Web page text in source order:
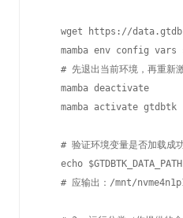
wget https://
mamba env config vars
# 先退出当前环境，再重新
    mamba deactivate
    mamba activate gtdbtk
# 验证环境变量是否加载成
    echo $GTDBTK_DATA_PATH
# 应输出：/mnt/